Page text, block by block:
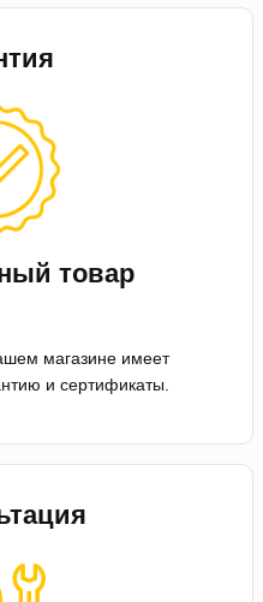
товар
магазине имеет
и сертификаты.